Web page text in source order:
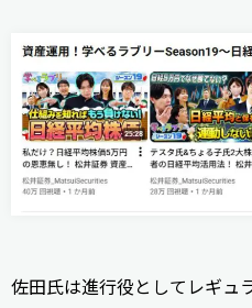
佐田氏は進行役としてレギュ